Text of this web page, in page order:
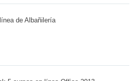
de Albañilería